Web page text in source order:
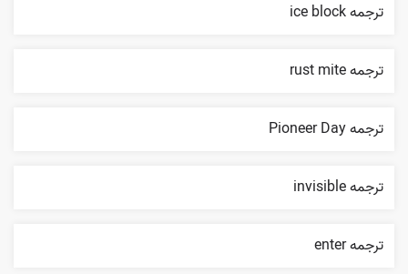
ترجمه ice block
ترجمه rust mite
ترجمه Pioneer Day
ترجمه invisible
ترجمه enter